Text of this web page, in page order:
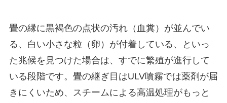
畳の縁に黒褐色の点状の汚れ（血糞）が並んでい
る、白い小さな粒（卵）が付着している、といっ
た兆候を見つけた場合は、すでに繁殖が進行して
いる段階です。畳の継ぎ目はULV噴霧では薬剤が届
きにくいため、スチームによる高温処理がもっと